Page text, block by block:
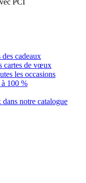
PCI
des cadeaux
cartes de vœux
les occasions
100 %
notre catalogue